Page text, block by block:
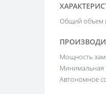
Общий объем
Мощность
Минимальная
Автономное